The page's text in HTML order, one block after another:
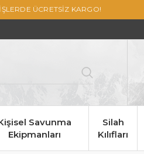
ÜCRETSİZ KARGO!
Savunma
Ekipmanları
Silah
Kılıfları